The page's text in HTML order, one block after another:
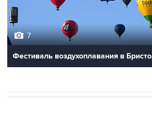
7
Фестиваль воздухоплавания в